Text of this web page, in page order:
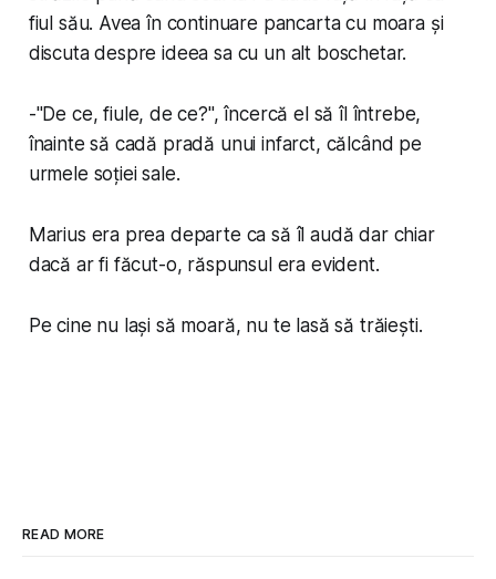
fiul său. Avea în continuare pancarta cu moara și
discuta despre ideea sa cu un alt boschetar.
-"De ce, fiule, de ce?", încercă el să îl întrebe,
înainte să cadă pradă unui infarct, călcând pe
urmele soției sale.
Marius era prea departe ca să îl audă dar chiar
dacă ar fi făcut-o, răspunsul era evident.
Pe cine nu lași să moară, nu te lasă să trăiești.
READ MORE